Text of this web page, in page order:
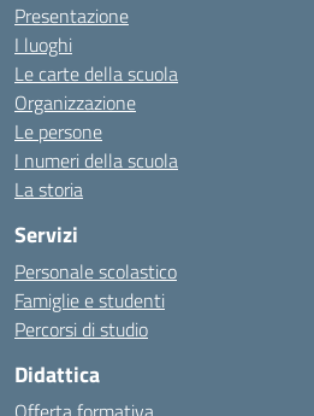
Presentazione
I luoghi
Le carte della scuola
Organizzazione
Le persone
I numeri della scuola
La storia
Servizi
Personale scolastico
Famiglie e studenti
Percorsi di studio
Didattica